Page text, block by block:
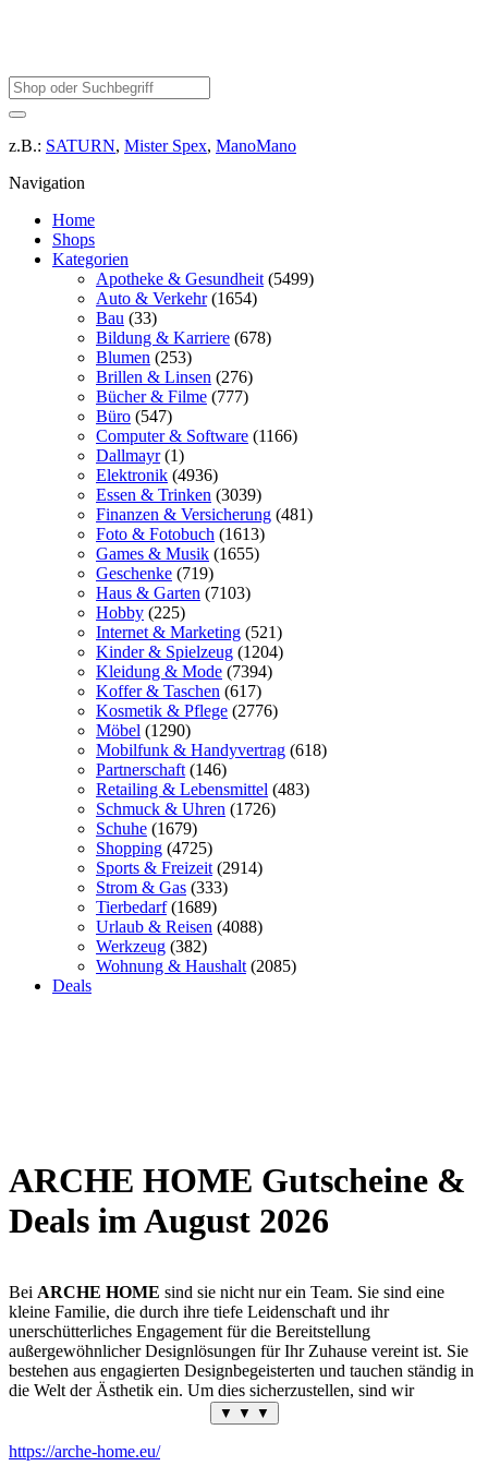
z.B.: SATURN, Mister Spex, ManoMano
Navigation
Home
Shops
Kategorien
Apotheke & Gesundheit (5499)
Auto & Verkehr (1654)
Bau (33)
Bildung & Karriere (678)
Blumen (253)
Brillen & Linsen (276)
Bücher & Filme (777)
Büro (547)
Computer & Software (1166)
Dallmayr (1)
Elektronik (4936)
Essen & Trinken (3039)
Finanzen & Versicherung (481)
Foto & Fotobuch (1613)
Games & Musik (1655)
Geschenke (719)
Haus & Garten (7103)
Hobby (225)
Internet & Marketing (521)
Kinder & Spielzeug (1204)
Kleidung & Mode (7394)
Koffer & Taschen (617)
Kosmetik & Pflege (2776)
Möbel (1290)
Mobilfunk & Handyvertrag (618)
Partnerschaft (146)
Retailing & Lebensmittel (483)
Schmuck & Uhren (1726)
Schuhe (1679)
Shopping (4725)
Sports & Freizeit (2914)
Strom & Gas (333)
Tierbedarf (1689)
Urlaub & Reisen (4088)
Werkzeug (382)
Wohnung & Haushalt (2085)
Deals
ARCHE HOME Gutscheine &
Deals im August 2026
Bei ARCHE HOME sind sie nicht nur ein Team. Sie sind eine
kleine Familie, die durch ihre tiefe Leidenschaft und ihr
unerschütterliches Engagement für die Bereitstellung
außergewöhnlicher Designlösungen für Ihr Zuhause vereint ist. Sie
bestehen aus engagierten Designbegeisterten und tauchen ständig in
die Welt der Ästhetik ein. Um dies sicherzustellen, sind wir
unermüdlich auf der Suche nach den neuesten Trends und Ideen.
Ihre Kunden haben Zugang zu den innovativsten Produkten auf
dem Markt.
▼ ▼ ▼
https://arche-home.eu/